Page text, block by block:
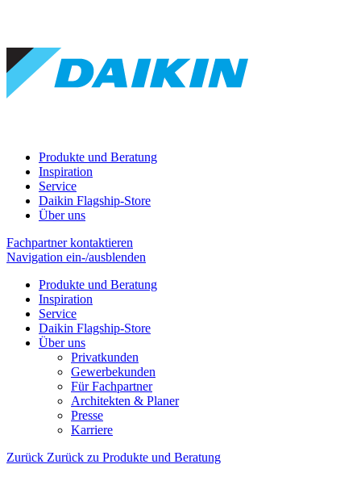
Produkte und Beratung
Inspiration
Service
Daikin Flagship-Store
Über uns
Fachpartner kontaktieren
Navigation ein-/ausblenden
Produkte und Beratung
Inspiration
Service
Daikin Flagship-Store
Über uns
Privatkunden
Gewerbekunden
Für Fachpartner
Architekten & Planer
Presse
Karriere
Zurück Zurück zu Produkte und Beratung